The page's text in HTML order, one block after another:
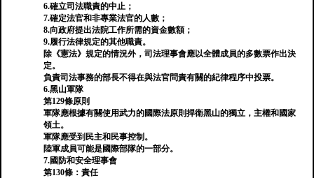
6.確立司法職責的中止；
7.確定法官和非專業法官的人數；
8.向政府提出法院工作所需的資金數額；
9.履​​行法律規定的其他職責。
除《憲法》規定的情況外，司法理事會應以全體成員的多數票作出決
定。
負責司法事務的部長不得在與法官問責有關的紀律程序中投票。
6.黑山軍隊
第129條原則
軍隊應根據有關使用武力的國際法原則捍衛黑山的獨立，主權和國家
領土。
軍隊應受到民主和民事控制。
陸軍成員可能是國際部隊的一部分。
7.國防和安全理事會
第130條：責任